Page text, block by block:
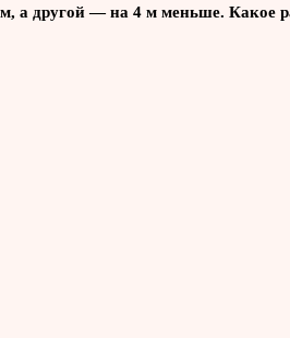
а другой — на 4 м меньше. Какое